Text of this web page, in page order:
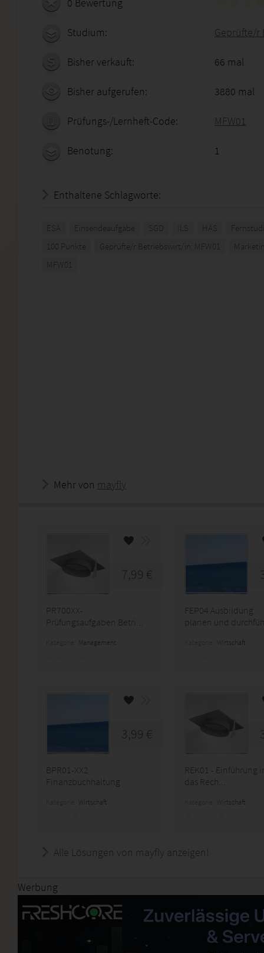
Studium: Geprüfte/r
Bisher verkauft: 66 mal
Bisher aufgerufen: 3880 mal
Prüfungs-/Lernheft-Code: MFW01
Benotung: 1
Enthaltene Schlagworte:
ESA Einsendeaufgabe SGD ILS HAS
100 Punkte
Geprüfte/r Betriebswirt/in; MFW01
MFW01
Mehr von mayfly
7,99 €
PR700XX-
Prüfungsaufgaben Betri...
Management
FEP04 Ausbildung
planen und
Wirtschaft
3,99 €
BPR01-XX2
Finanzbuchhaltung
Wirtschaft
REK01 - Einführung
das Rech...
Wirtschaft
Alle Lösungen von mayfly anzeigen!
Werbung